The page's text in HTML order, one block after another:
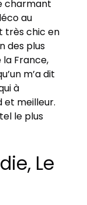
charmant
au
très chic en
des plus
la France,
m’a dit
à
et meilleur.
le plus
Le